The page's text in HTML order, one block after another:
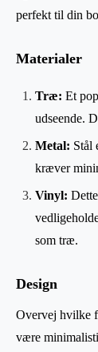
perfekt til din
Materialer
Træ: Et
udseende.
Metal: Stål
kræver
Vinyl:
som træ.
Design
Overvej hvilke
være